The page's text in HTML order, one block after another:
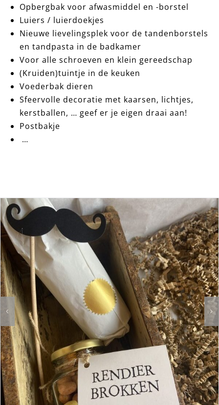
Opbergbak voor afwasmiddel en -borstel
Luiers / luierdoekjes
Nieuwe lievelingsplek voor de tandenborstels
en tandpasta in de badkamer
Voor alle schroeven en klein gereedschap
(Kruiden)tuintje in de keuken
Voederbak dieren
Sfeervolle decoratie met kaarsen, lichtjes,
kerstballen, … geef er je eigen draai aan!
Postbakje
…